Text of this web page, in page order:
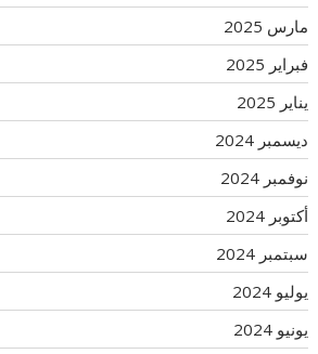
مارس 2025
فبراير 2025
يناير 2025
ديسمبر 2024
نوفمبر 2024
أكتوبر 2024
سبتمبر 2024
يوليو 2024
يونيو 2024